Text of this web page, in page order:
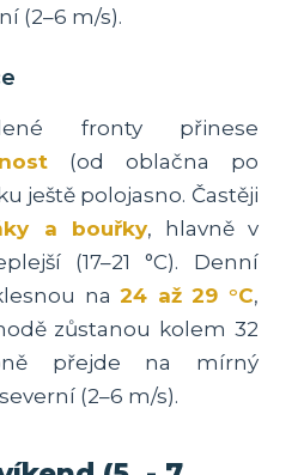
(2–6 m/s).
fronty přinese
(od oblačna po
ještě polojasno. Častěji
a bouřky, hlavně v
(17–21 °C). Denní
na24 až 29 °C,
zůstanou kolem 32
přejde na mírný
(2–6 m/s).